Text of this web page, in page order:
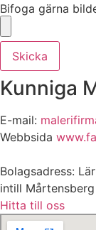
Bifoga gärna
Skicka
Kunniga
E-mail:
Webbsida
Bolagsadress:
intill
Hitta till oss